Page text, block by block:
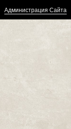
Администрация Сайта